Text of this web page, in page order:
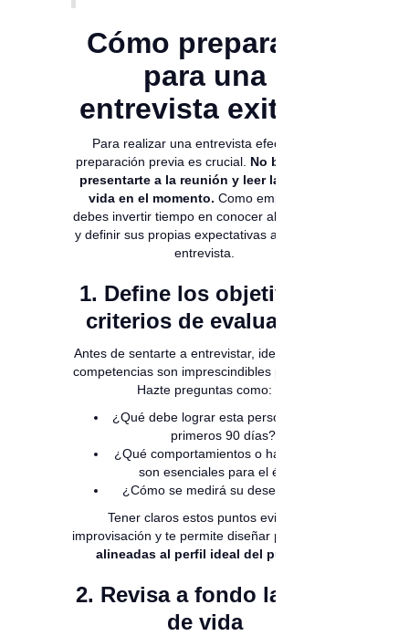
Cómo prepararte
para una
entrevista exitosa
Para realizar una entrevista efectiva, la
preparación previa es crucial. No basta con
presentarte a la reunión y leer la hoja de
vida en el momento. Como empleador,
debes invertir tiempo en conocer al candidato
y definir sus propias expectativas antes de la
entrevista.
1. Define los objetivos y
criterios de evaluación
Antes de sentarte a entrevistar, identifica qué
competencias son imprescindibles para el rol.
Hazte preguntas como:
¿Qué debe lograr esta persona en los
primeros 90 días?
¿Qué comportamientos o habilidades
son esenciales para el éxito?
¿Cómo se medirá su desempeño?
Tener claros estos puntos evita la
improvisación y te permite diseñar preguntas
alineadas al perfil ideal del puesto.
2. Revisa a fondo la hoja
de vida